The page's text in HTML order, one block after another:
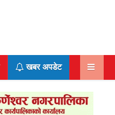
खबर अपडेट